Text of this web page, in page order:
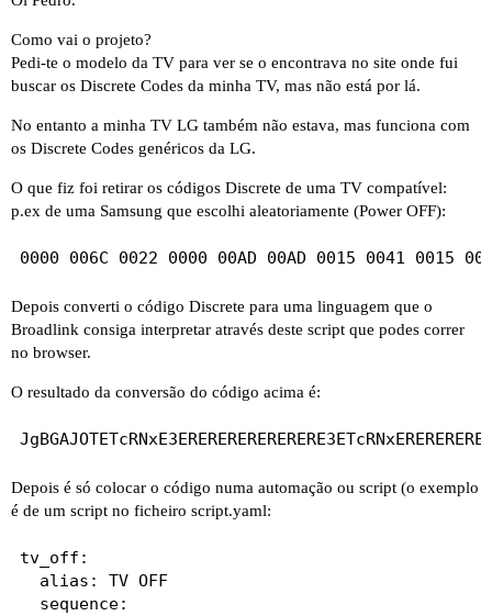
Como vai o projeto?
Pedi-te o modelo da TV para ver se o encontrava no site onde fui
buscar os Discrete Codes da minha TV, mas não está por lá.
No entanto a minha TV LG também não estava, mas funciona com
os Discrete Codes genéricos da LG.
O que fiz foi retirar os códigos Discrete de uma TV compatível:
p.ex de uma Samsung que escolhi aleatoriamente (Power OFF):
Depois converti o código Discrete para uma linguagem que o
Broadlink consiga interpretar através deste script que podes correr
no browser.
O resultado da conversão do código acima é:
Depois é só colocar o código numa automação ou script (o exemplo
é de um script no ficheiro script.yaml:
tv_off:
  alias: TV OFF
  sequence: